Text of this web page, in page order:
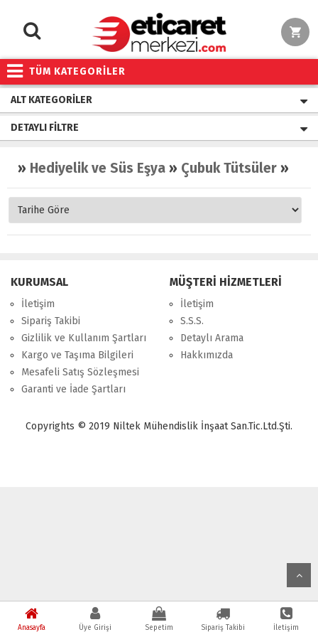
TÜM KATEGORİLER
Anasayfa Üye Girişi Sepetim Sipariş Takibi İletişim
ALT KATEGORILER
DETAYLI FILTRE
» Hediyelik ve Süs Eşya » Çubuk Tütsüler »
KURUMSAL
İletişim
Sipariş Takibi
Gizlilik ve Kullanım Şartları
Kargo ve Taşıma Bilgileri
Mesafeli Satış Sözleşmesi
Garanti ve İade Şartları
MÜŞTERİ HİZMETLERİ
İletişim
S.S.S.
Detaylı Arama
Hakkımızda
Copyrights © 2019 Niltek Mühendislik İnşaat San.Tic.Ltd.Şti.